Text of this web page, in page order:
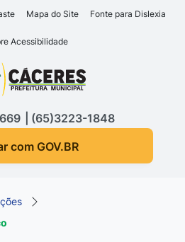
e links
[alt+1]Mapa do Site Fonte para Dislexia
Acessibilidade
menu principal
(65)3223-1848
com GOV.BR